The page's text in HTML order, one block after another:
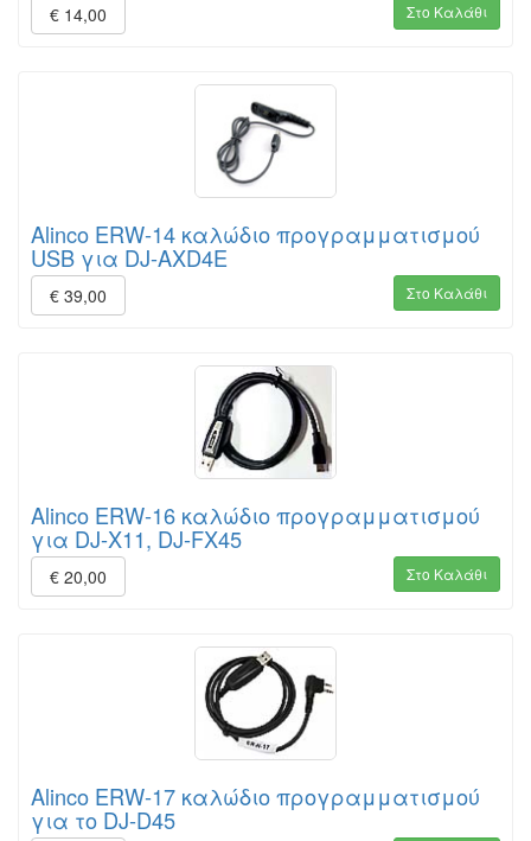
€ 14,00 Στο Καλάθι
Alinco ERW-14 καλώδιο προγραμματισμού
USB για DJ-AXD4E
€ 39,00 Στο Καλάθι
Alinco ERW-16 καλώδιο προγραμματισμού
για DJ-X11, DJ-FX45
€ 20,00 Στο Καλάθι
Alinco ERW-17 καλώδιο προγραμματισμού
για το DJ-D45